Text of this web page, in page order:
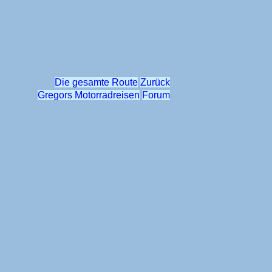
Die gesamte Route Zurück
Gregors Motorradreisen Forum